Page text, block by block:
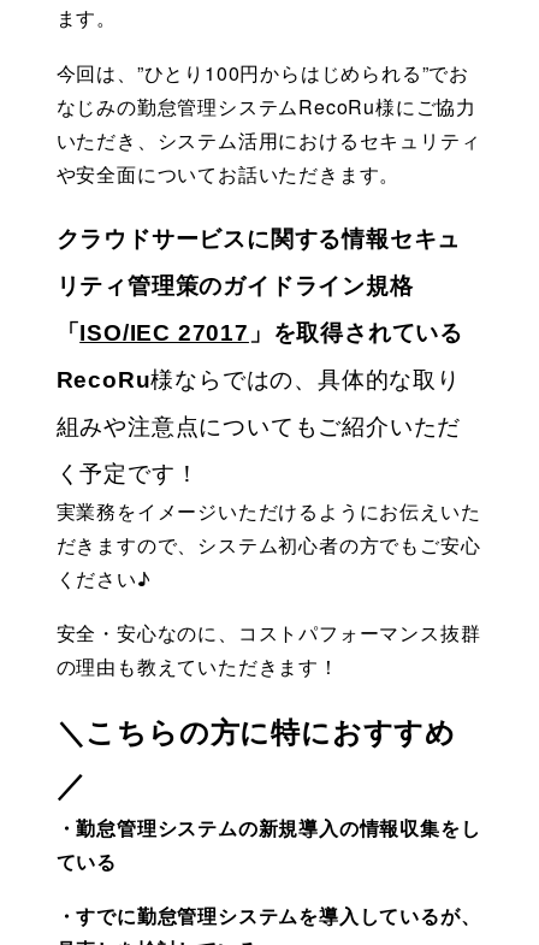
ます。
今回は、”ひとり100円からはじめられる”でお
なじみの勤怠管理システムRecoRu様にご協力
いただき、システム活用におけるセキュリティ
や安全面についてお話いただきます。
クラウドサービスに関する情報セキュ
リティ管理策のガイドライン規格
「ISO/IEC 27017 」を取得されている
RecoRu様ならではの、具体的な取り
組みや注意点についてもご紹介いただ
く予定です！
実業務をイメージいただけるようにお伝えいた
だきますので、システム初心者の方でもご安心
ください♪
安全・安心なのに、コストパフォーマンス抜群
の理由も教えていただきます！
＼こちらの方に特におすすめ
／
・勤怠管理システムの新規導入の情報収集をし
ている
・すでに勤怠管理システムを導入しているが、